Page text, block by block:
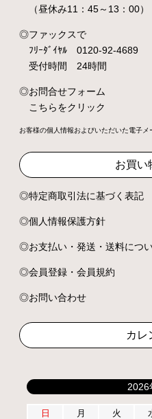
（昼休み11：45～13：00）
ファックスで
ﾌﾘｰﾀﾞｲﾔﾙ 0120-92-4689
受付時間 24時間
お問合せフォーム
こちらをクリック
お客様の個人情報およびいただいた電子メ
お買い
特定商取引法に基づく表記
個人情報保護方針
お支払い・発送・送料につ
会員登録・会員規約
お問い合わせ
カレ
2026
日 月 火